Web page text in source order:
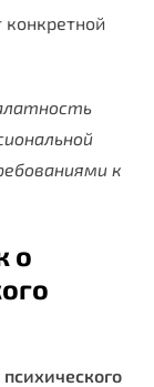
конкретной
к
о